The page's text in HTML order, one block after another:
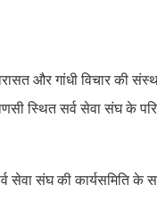
और गांधी विचार की
स्थित सर्व सेवा संघ के
सर्व सेवा संघ की